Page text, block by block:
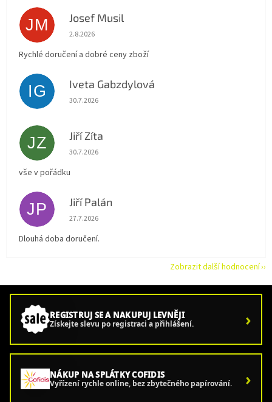
JM Josef Musil
Hodnocení obchodu je 5 z 5 hvězdiček.
2.8.2026
Rychlé doručení a dobré ceny zboží
IG Iveta Gabzdylová
Hodnocení obchodu je 5 z 5 hvězdiček.
30.7.2026
JZ Jiří Zíta
Hodnocení obchodu je 5 z 5 hvězdiček.
30.7.2026
vše v pořádku
JP Jiří Palán
Hodnocení obchodu je 5 z 5 hvězdiček.
27.7.2026
Dlouhá doba doručení.
Zobrazit další hodnocení
REGISTRUJ SE A NAKUPUJ LEVNĚJI
Získejte slevu po registraci a přihlášení. ›
NÁKUP NA SPLÁTKY COFIDIS
Vyřízení rychle online, bez zbytečného papírování. ›